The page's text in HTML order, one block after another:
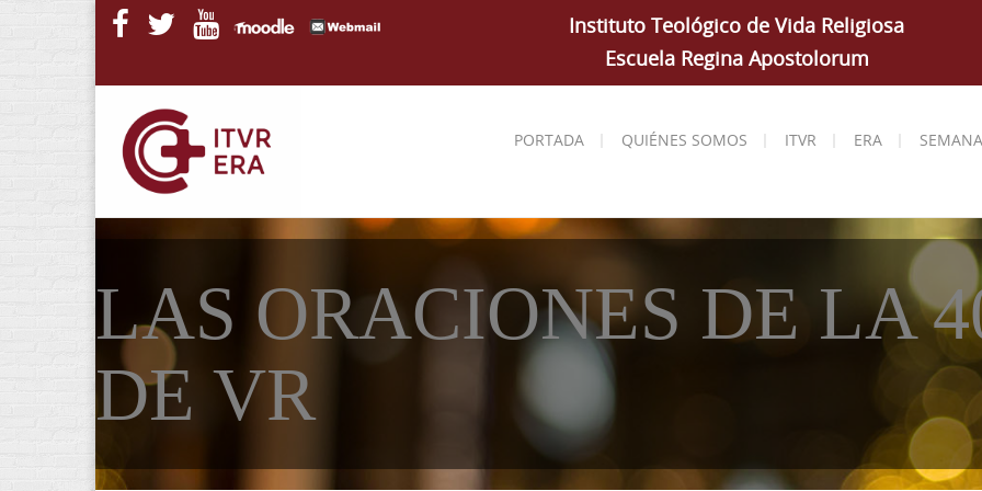
Pasar al contenido principal
Instituto Teológico de Vida Religiosa
Escuela Regina Apostolorum
PORTADA QUIÉNES SOMOS ITVR ERA
LAS ORACIONES DE LA
DE VR